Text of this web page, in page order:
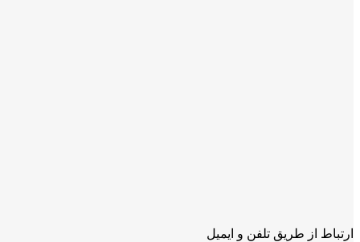
ارتباط از طریق تلفن و ایمیل